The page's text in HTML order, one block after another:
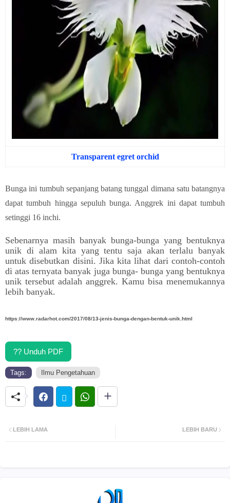
Transparent egret orchid
Bunga ini tumbuh sepanjang batang tunggal dimana satu batangnya
dapat tumbuh hingga sepuluh bunga. Anggrek ini dapat tumbuh
setinggi 16 inchi.
Sebenarnya masih banyak bunga-bunga yang bentuknya
unik di alam kita yang tentu saja akan terlalu banyak
untuk disebutkan disini. Jika kita lihat dari contoh-contoh
di atas ternyata banyak juga bunga- bunga yang bentuknya
unik tersebut adalah anggrek. Kamu bisa menemukannya
lebih banyak.
https://www.radarhot.com/2017/08/13-jenis-bunga-dengan-bentuk-unik.html
?? Unduh PDF
Tags: Ilmu Pengetahuan
LEBIH BARU
LEBIH LAMA